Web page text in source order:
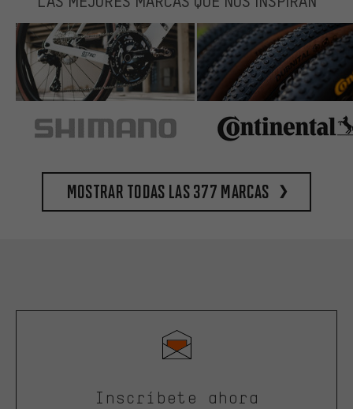
Mostrar todas las 377 marcas
Inscríbete ahora